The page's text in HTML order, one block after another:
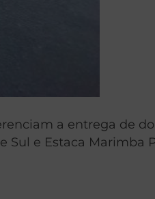
a entrega de
Sul e Estaca Marimba